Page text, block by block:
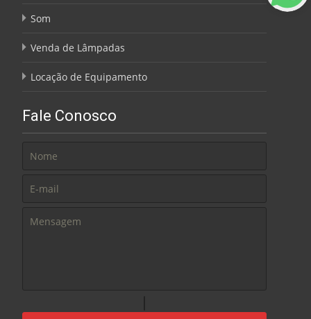
Som
Venda de Lâmpadas
Locação de Equipamento
Fale Conosco